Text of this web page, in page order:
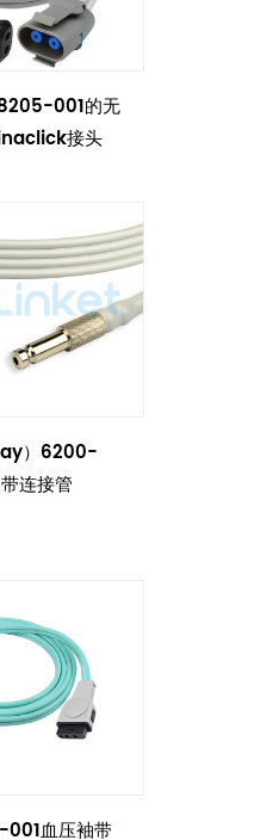
001的无
接头
）6200-
连接管
血压袖带